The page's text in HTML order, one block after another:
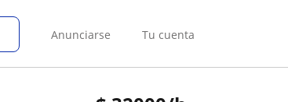
Anunciarse Tu cuenta